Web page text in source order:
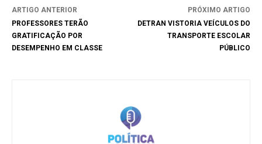
ARTIGO ANTERIOR
PROFESSORES TERÃO
GRATIFICAÇÃO POR
DESEMPENHO EM CLASSE
PRÓXIMO ARTIGO
DETRAN VISTORIA VEÍCULOS DO
TRANSPORTE ESCOLAR
PÚBLICO